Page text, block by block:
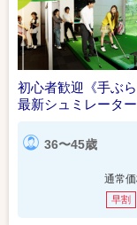
初心者歓迎《手ぶ
最新シュミレータ
36〜45歳
通常
早割